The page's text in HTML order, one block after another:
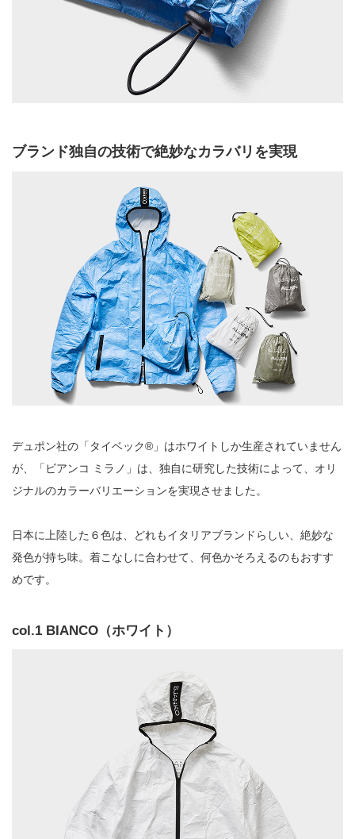
ブランド独自の技術で絶妙なカラバリを実現
デュポン社の「タイベック®︎」はホワイトしか生産されていません
が、「ビアンコ ミラノ」は、独自に研究した技術によって、オリ
ジナルのカラーバリエーションを実現させました。
日本に上陸した６色は、どれもイタリアブランドらしい、絶妙な
発色が持ち味。着こなしに合わせて、何色かそろえるのもおすす
めです。
col.1 BIANCO（ホワイト）